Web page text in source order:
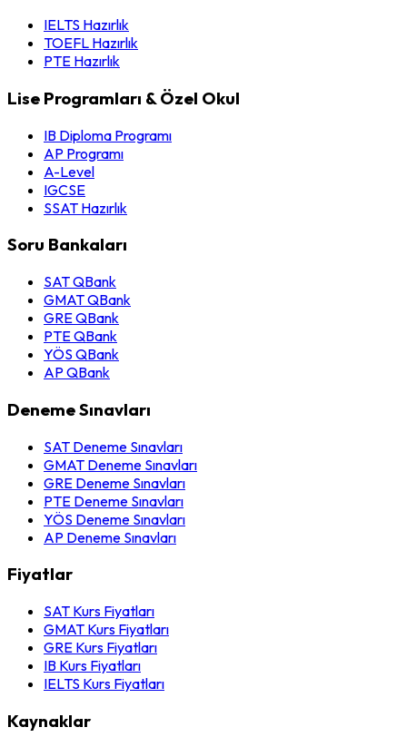
IELTS Hazırlık
TOEFL Hazırlık
PTE Hazırlık
Lise Programları & Özel Okul
IB Diploma Programı
AP Programı
A-Level
IGCSE
SSAT Hazırlık
Soru Bankaları
SAT QBank
GMAT QBank
GRE QBank
PTE QBank
YÖS QBank
AP QBank
Deneme Sınavları
SAT Deneme Sınavları
GMAT Deneme Sınavları
GRE Deneme Sınavları
PTE Deneme Sınavları
YÖS Deneme Sınavları
AP Deneme Sınavları
Fiyatlar
SAT Kurs Fiyatları
GMAT Kurs Fiyatları
GRE Kurs Fiyatları
IB Kurs Fiyatları
IELTS Kurs Fiyatları
Kaynaklar